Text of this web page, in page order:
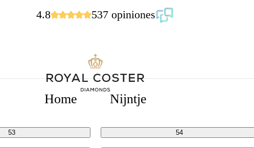
53 54
4.8 537 opiniones
Home Nijntje